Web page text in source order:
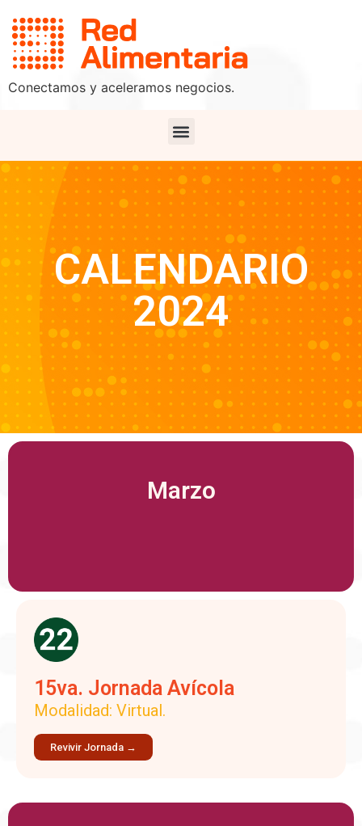
Conectamos y aceleramos negocios.
CALENDARIO
2024
Marzo
15va. Jornada Avícola
Modalidad: Virtual.
Revivir Jornada →